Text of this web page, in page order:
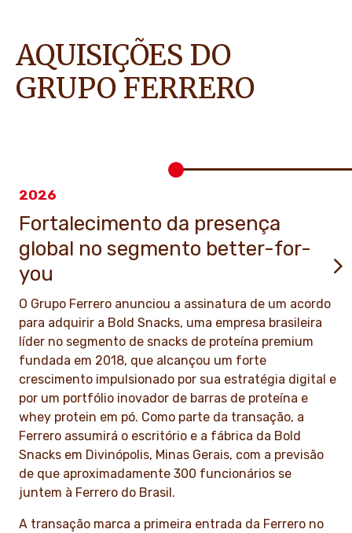
AQUISIÇÕES DO
GRUPO FERRERO
2026
Fortalecimento da presença
global no segmento better-for-
you
O Grupo Ferrero anunciou a assinatura de um acordo
para adquirir a Bold Snacks, uma empresa brasileira
líder no segmento de snacks de proteína premium
fundada em 2018, que alcançou um forte
crescimento impulsionado por sua estratégia digital e
por um portfólio inovador de barras de proteína e
whey protein em pó. Como parte da transação, a
Ferrero assumirá o escritório e a fábrica da Bold
Snacks em Divinópolis, Minas Gerais, com a previsão
de que aproximadamente 300 funcionários se
juntem à Ferrero do Brasil.
A transação marca a primeira entrada da Ferrero no